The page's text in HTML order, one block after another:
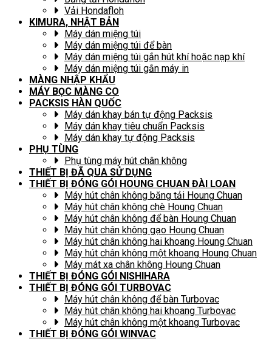
Vải Hondafloh
KIMURA, NHẬT BẢN
Máy dán miệng túi
Máy dán miệng túi để bàn
Máy dán miệng túi gắn hút khí hoặc nạp khí
Máy dán miệng túi gắn máy in
MÀNG NHẬP KHẨU
MÁY BỌC MÀNG CO
PACKSIS HÀN QUỐC
Máy dán khay bán tự động Packsis
Máy dán khay tiêu chuẩn Packsis
Máy dán khay tự động Packsis
PHỤ TÙNG
Phụ tùng máy hút chân không
THIẾT BỊ ĐÃ QUA SỬ DỤNG
THIẾT BỊ ĐÓNG GÓI HOUNG CHUAN ĐÀI LOAN
Máy hút chân không băng tải Houng Chuan
Máy hút chân không chè Houng Chuan
Máy hút chân không để bàn Houng Chuan
Máy hút chân không gạo Houng Chuan
Máy hút chân không hai khoang Houng Chuan
Máy hút chân không một khoang Houng Chuan
Máy mát xa chân không Houng Chuan
THIẾT BỊ ĐÓNG GÓI NISHIHARA
THIẾT BỊ ĐÓNG GÓI TURBOVAC
Máy hút chân không để bàn Turbovac
Máy hút chân không hai khoang Turbovac
Máy hút chân không một khoang Turbovac
THIẾT BỊ ĐÓNG GÓI WINVAC